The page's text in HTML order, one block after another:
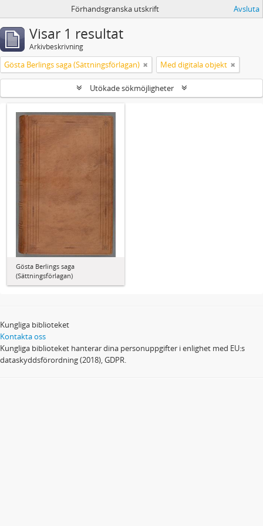
Förhandsgranska utskrift Avsluta
Visar 1 resultat
Arkivbeskrivning
Gösta Berlings saga (Sättningsförlagan) Med digitala objekt
Utökade sökmöjligheter
Gösta Berlings saga
(Sättningsförlagan)
Kungliga biblioteket
Kontakta oss
Kungliga biblioteket hanterar dina personuppgifter i enlighet med EU:s
dataskyddsförordning (2018), GDPR.